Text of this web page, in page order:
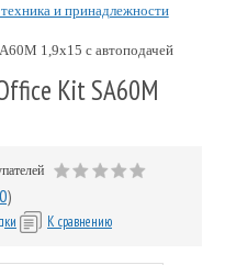
и принадлежности
1,9х15 с автоподачей
Kit SA60M
0)
К сравнению